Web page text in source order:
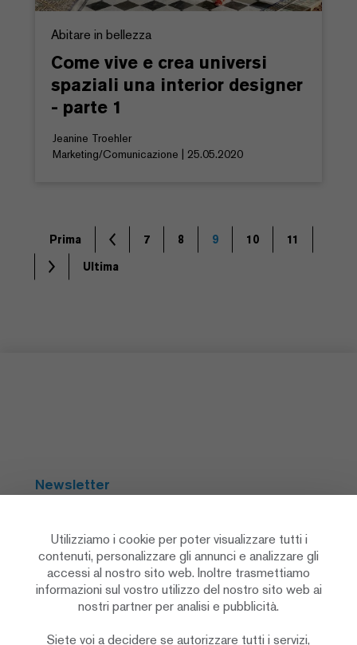
Abitare in bellezza
Come vive e crea universi
spaziali una interior designer
- parte 1
Jeanine Troehler
Marketing/Comunicazione | 25.05.2020
Prima 7 8 9 10
11
Ultima
Newsletter
Social Media
Utilizziamo i cookie per poter visualizzare tutti i
contenuti, personalizzare gli annunci e analizzare gli
accessi al nostro sito web. Inoltre trasmettiamo
informazioni sul vostro utilizzo del nostro sito web ai
nostri partner per analisi e pubblicità.
Siete voi a decidere se autorizzare tutti i servizi,